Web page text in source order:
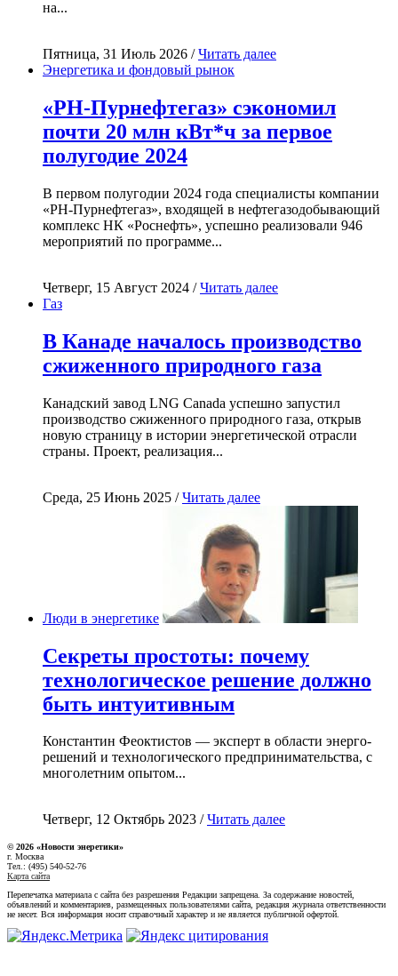
на...
Пятница, 31 Июль 2026 /Читать далее
Энергетика и фондовый рынок
«РН-Пурнефтегаз» сэкономил
почти 20 млн кВт*ч за первое
полугодие 2024
В первом полугодии 2024 года специалисты компании
«РН-Пурнефтегаз», входящей в нефтегазодобывающий
комплекс НК «Роснефть», успешно реализовали 946
мероприятий по программе...
Четверг, 15 Август 2024 /Читать далее
Газ
В Канаде началось производство
сжиженного природного газа
Канадский завод LNG Canada успешно запустил
производство сжиженного природного газа, открыв
новую страницу в истории энергетической отрасли
страны. Проект, реализация...
Среда, 25 Июнь 2025 /Читать далее
Люди в энергетике
Секреты простоты: почему
технологическое решение должно
быть интуитивным
Константин Феоктистов — эксперт в области энерго-
решений и технологического предпринимательства, с
многолетним опытом...
Четверг, 12 Октябрь 2023 /Читать далее
© 2026 «Новости энеретики»
г. Москва
Тел.: (495) 540-52-76
Карта сайта
Перепечатка материала с сайта без разрешения Редакции запрещена. За содержание новостей,
объявлений и комментариев, размещенных пользователями сайта, редакция журнала ответственности
не несет. Вся информация носит справочный характер и не является публичной офертой.